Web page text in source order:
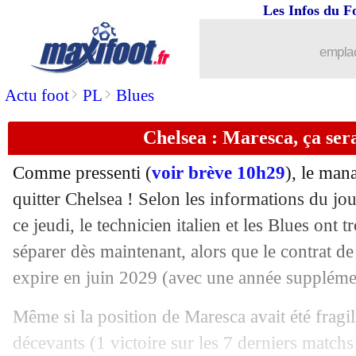
Actu foot> PL > Blues
Les Infos du
Chelsea : Maresca, ça
Comme pressenti (voir brève 10h29), le
quitter Chelsea ! Selon les informations du
ce jeudi, le technicien italien et les Blues ont
séparer dès maintenant, alors que le contrat
expire en juin 2029 (avec une année
Même si la position de Maresca avait été
décevants (1 victoire sur les 7 derniers
Maroc : Amara Simba salue El Kaabi
01/01 Rennes: Jacquet aussi surveillé par
01/01 Nantes: une approche pour Kaba
01/01 Aston Villa: le jeune Alysson pour
01/01 Barça : porte fermée pour Bardghji
01/01 OM: Longoria, ses vœux pour 2026
Bologne : un intérêt de Lyon pour